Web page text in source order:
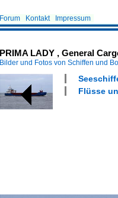
Forum Kontakt Impressum
PRIMA LADY , General
Bilder und Fotos von Schiffen und
Flüsse